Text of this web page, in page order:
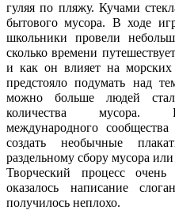
гуляя по пляжу. Кучами
бытового мусора. В ходе
школьники провели
сколько времени
и как он влияет на
предстояло подумать над
можно больше людей
количества мусора.
международного
создать необычные
раздельному сбору мусора
Творческий процесс
оказалось написание
получилось неплохо.